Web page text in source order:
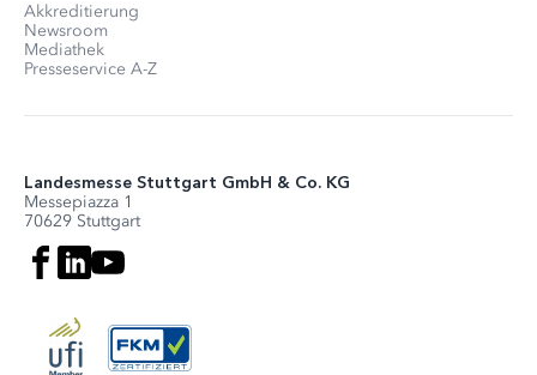
Akkreditierung
Newsroom
Mediathek
Presseservice A-Z
Landesmesse Stuttgart GmbH & Co. KG
Messepiazza 1
70629 Stuttgart